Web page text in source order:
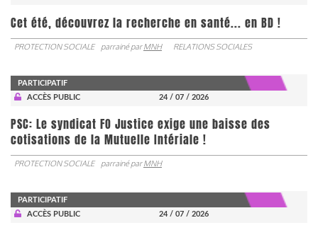
Cet été, découvrez la recherche en santé... en BD !
PROTECTION SOCIALE parrainé parMNH RELATIONS SOCIALES
PARTICIPATIF
ACCÈS PUBLIC
24 / 07 / 2026
PSC: Le syndicat FO Justice exige une baisse des
cotisations de la Mutuelle Intériale !
PROTECTION SOCIALE parrainé parMNH
PARTICIPATIF
ACCÈS PUBLIC
24 / 07 / 2026